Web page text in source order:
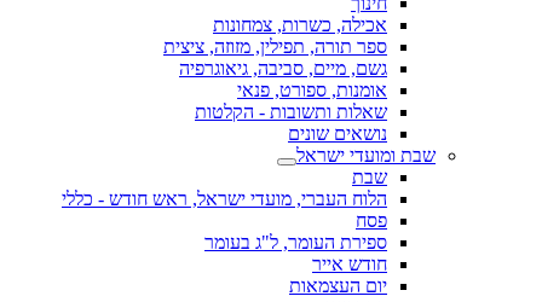
אכילה, כשרות, צמחונות
ספר תורה, תפילין, מזוזה, ציצית
גשם, מיים, סביבה, גיאוגרפיה
אומנות, ספורט, פנאי
שאלות ותשובות - הקלטות
נושאים שונים
שבת ומועדי ישראל
שבת
הלוח העברי, מועדי ישראל, ראש חודש - כללי
פסח
ספירת העומר, ל"ג בעומר
חודש אייר
יום העצמאות